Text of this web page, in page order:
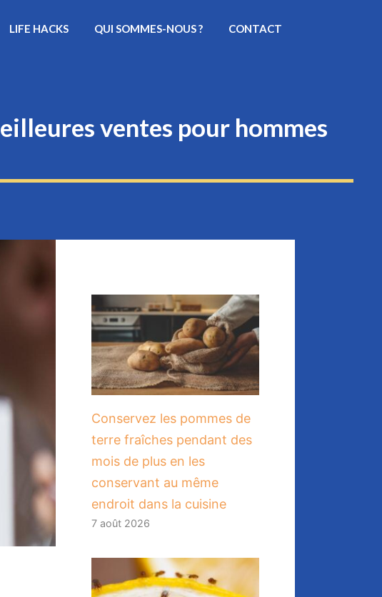
LIFE HACKS QUI SOMMES-NOUS ? CONTACT
ventes pour hommes
Conservez les pommes de
terre fraîches pendant des
mois de plus en les
conservant au même
endroit dans la cuisine
7 août 2026